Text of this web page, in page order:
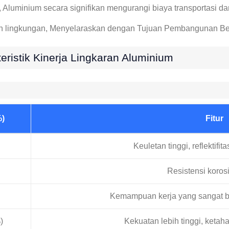
secara signifikan mengurangi biaya transportasi
lingkungan, Menyelaraskan dengan Tujuan Pembangunan
Kinerja Lingkaran Aluminium
Fitur
Keuletan tinggi,
Resistensi
Kemampuan kerja yang sangat
Kekuatan lebih tinggi,